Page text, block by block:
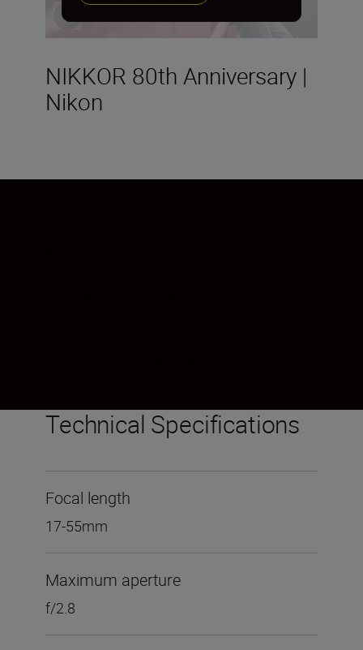
NIKKOR 80th Anniversary |
Nikon
Technical Specifications
Focal length
17-55mm
Maximum aperture
f/2.8